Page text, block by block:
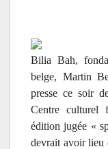
Bilia Bah,
belge, Martin
presse ce soir
Centre culturel
édition jugée «
devrait avoir lieu